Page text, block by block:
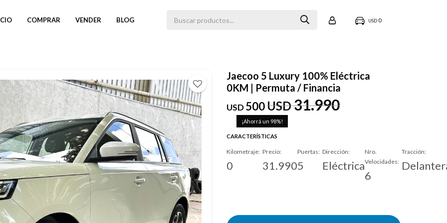
COMPRAR VENDER BLOG USD 0
Jaecoo 5 Luxury 100% Eléctrica
0KM | Permuta / Financia
USD500USD31.990
98
CARACTERÍSTICAS
Kilometraje
0
Precio
31.990
Puertas
5
Dirección
Eléctrica
Nro.
Velocidades
6
Tracción